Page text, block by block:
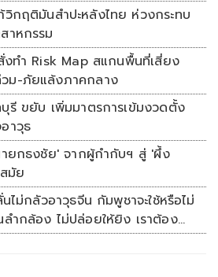
วิกฤติมันสำปะหลังไทย ห่วงกระทบ
าหกรรม
งทำ Risk Map สแกนพื้นที่เสี่ยง
ม-ภัยแล้งภาคกลาง
รี ขยับ เพิ่มมาตรการเข้มงวดตั้ง
าวุธ
ยกธงชัย' จากผู้กำกับฯ สู่ 'ผึ้ง
มัย
ไม่กลัวอาวุธจีน กัมพูชาจะใช้หรือไม่
ลำกล้อง ไม่ปล่อยให้ยิง เราต้อง
น